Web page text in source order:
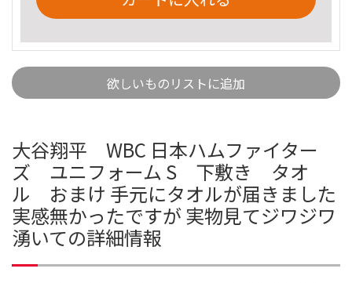
欲しいものリストに追加
大谷翔平 WBC 日本ハムファイター
ズ ユニフォーム S 下敷き タオ
ル おまけ 手元にタオルが届きました
実感無かったですが 実物見てジワジワ
湧いての詳細情報